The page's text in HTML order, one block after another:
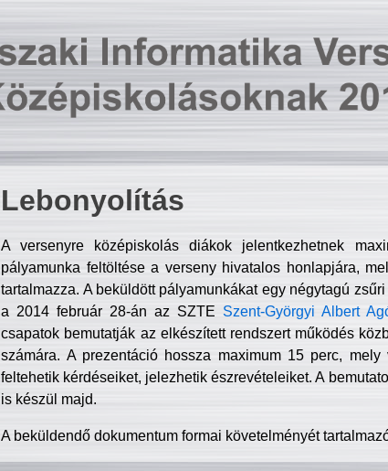
Lebonyolítás
A versenyre középiskolás diákok jelentkezhetnek
pályamunka feltöltése a verseny hivatalos honlapjára,
tartalmazza. A beküldött pályamunkákat egy négytagú
a 2014 február 28-án az SZTE Szent-Györgyi Albert
csapatok bemutatják az elkészített rendszert működés
számára. A prezentáció hossza maximum 15 perc,
feltehetik kérdéseiket, jelezhetik észrevételeiket. A
is készül majd.
A beküldendő dokumentum formai követelményét